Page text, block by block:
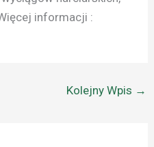
informacji :
Kolejny Wpis →